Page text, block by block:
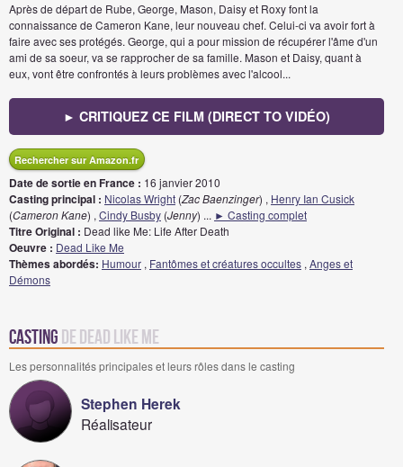
Après de départ de Rube, George, Mason, Daisy et Roxy font la
connaissance de Cameron Kane, leur nouveau chef. Celui-ci va avoir fort à
faire avec ses protégés. George, qui a pour mission de récupérer l'âme d'un
ami de sa soeur, va se rapprocher de sa famille. Mason et Daisy, quant à
eux, vont être confrontés à leurs problèmes avec l'alcool...
► CRITIQUEZ CE FILM (DIRECT TO VIDÉO)
Rechercher sur Amazon.fr
Date de sortie en France : 16 janvier 2010
Casting principal : Nicolas Wright (Zac Baenzinger) , Henry Ian Cusick
(Cameron Kane) , Cindy Busby (Jenny) ... ► Casting complet
Titre Original : Dead like Me: Life After Death
Oeuvre : Dead Like Me
Thèmes abordés: Humour , Fantômes et créatures occultes , Anges et
Démons
Casting de Dead like Me
Les personnalités principales et leurs rôles dans le casting
Stephen Herek
Réalisateur